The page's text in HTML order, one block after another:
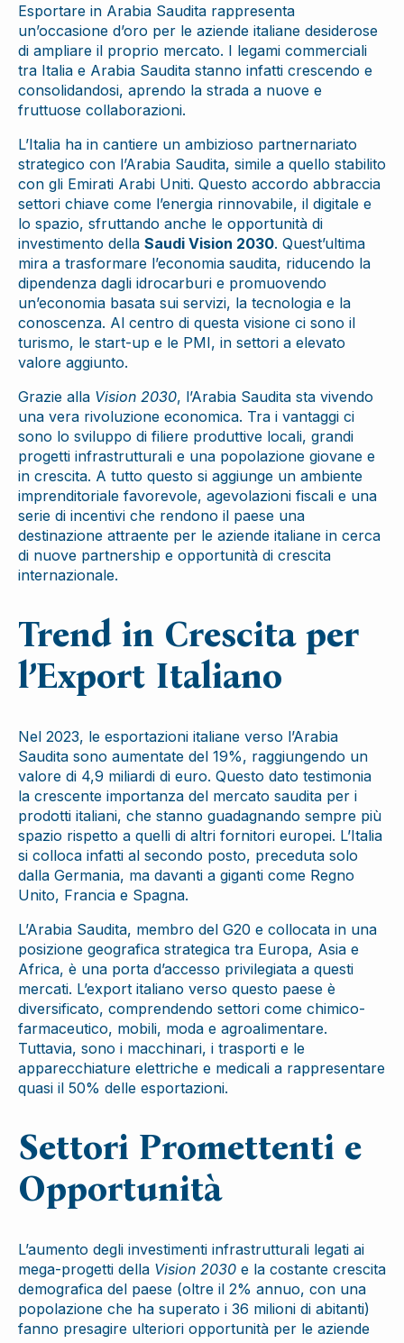
Esportare in Arabia Saudita rappresenta
un’occasione d’oro per le aziende italiane desiderose
di ampliare il proprio mercato. I legami commerciali
tra Italia e Arabia Saudita stanno infatti crescendo e
consolidandosi, aprendo la strada a nuove e
fruttuose collaborazioni.
L’Italia ha in cantiere un ambizioso partnernariato
strategico con l’Arabia Saudita, simile a quello stabilito
con gli Emirati Arabi Uniti. Questo accordo abbraccia
settori chiave come l’energia rinnovabile, il digitale e
lo spazio, sfruttando anche le opportunità di
investimento della Saudi Vision 2030. Quest’ultima
mira a trasformare l’economia saudita, riducendo la
dipendenza dagli idrocarburi e promuovendo
un’economia basata sui servizi, la tecnologia e la
conoscenza. Al centro di questa visione ci sono il
turismo, le start-up e le PMI, in settori a elevato
valore aggiunto.
Grazie alla Vision 2030, l’Arabia Saudita sta vivendo
una vera rivoluzione economica. Tra i vantaggi ci
sono lo sviluppo di filiere produttive locali, grandi
progetti infrastrutturali e una popolazione giovane e
in crescita. A tutto questo si aggiunge un ambiente
imprenditoriale favorevole, agevolazioni fiscali e una
serie di incentivi che rendono il paese una
destinazione attraente per le aziende italiane in cerca
di nuove partnership e opportunità di crescita
internazionale.
Trend in Crescita per
l’Export Italiano
Nel 2023, le esportazioni italiane verso l’Arabia
Saudita sono aumentate del 19%, raggiungendo un
valore di 4,9 miliardi di euro. Questo dato testimonia
la crescente importanza del mercato saudita per i
prodotti italiani, che stanno guadagnando sempre più
spazio rispetto a quelli di altri fornitori europei. L’Italia
si colloca infatti al secondo posto, preceduta solo
dalla Germania, ma davanti a giganti come Regno
Unito, Francia e Spagna.
L’Arabia Saudita, membro del G20 e collocata in una
posizione geografica strategica tra Europa, Asia e
Africa, è una porta d’accesso privilegiata a questi
mercati. L’export italiano verso questo paese è
diversificato, comprendendo settori come chimico-
farmaceutico, mobili, moda e agroalimentare.
Tuttavia, sono i macchinari, i trasporti e le
apparecchiature elettriche e medicali a rappresentare
quasi il 50% delle esportazioni.
Settori Promettenti e
Opportunità
L’aumento degli investimenti infrastrutturali legati ai
mega-progetti della Vision 2030 e la costante crescita
demografica del paese (oltre il 2% annuo, con una
popolazione che ha superato i 36 milioni di abitanti)
fanno presagire ulteriori opportunità per le aziende